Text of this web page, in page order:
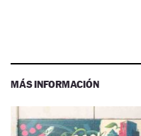
MÁS INFORMACIÓN